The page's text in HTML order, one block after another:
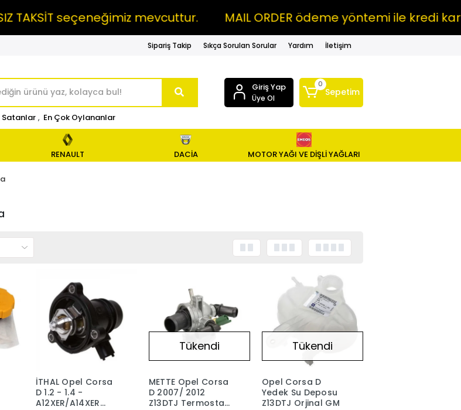
seçeneğimiz mevcuttur. MAIL ORDER ödeme yöntemi ile kredi
Sipariş Takip Sıkça Sorulan Sorular Yardım İletişim
Satanlar , En Çok Oylananlar
Giriş Yap
Üye Ol
0
Sepetim
RENAULT DACİA MOTOR YAĞI VE DİŞLİ YAĞLARI
İTHAL Opel Corsa
D 1.2 - 1.4 -
A12XER/A14XER
Tükendi
METTE Opel Corsa
D 2007/ 2012
Z13DTJ Termostat
Tükendi
Opel Corsa D
Yedek Su Deposu
Z13DTJ Orjinal GM